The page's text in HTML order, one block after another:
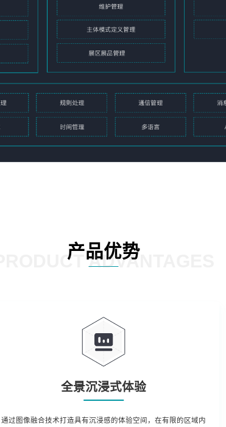
产品优势
PRODUCT ADVANTAGES
全景沉浸式体验
通过图像融合技术打造具有沉浸感的体验空间，在有限的区域内